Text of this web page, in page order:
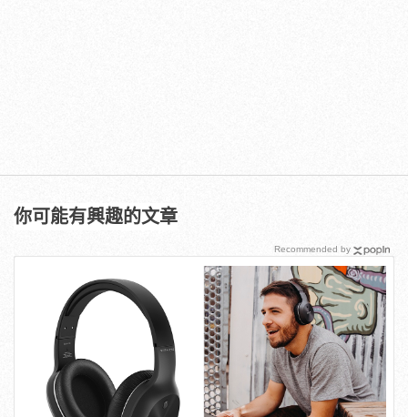
你可能有興趣的文章
Recommended by